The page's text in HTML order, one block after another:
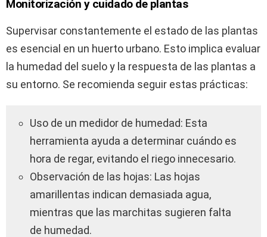
Monitorización y cuidado de plantas
Supervisar constantemente el estado de las plantas
es esencial en un huerto urbano. Esto implica evaluar
la humedad del suelo y la respuesta de las plantas a
su entorno. Se recomienda seguir estas prácticas:
Uso de un medidor de humedad: Esta
herramienta ayuda a determinar cuándo es
hora de regar, evitando el riego innecesario.
Observación de las hojas: Las hojas
amarillentas indican demasiada agua,
mientras que las marchitas sugieren falta
de humedad.